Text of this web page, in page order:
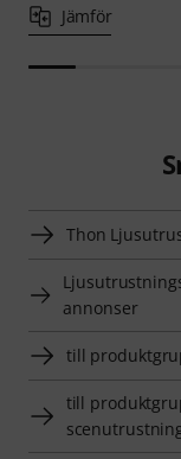
Jämför
Thon
annonser
till
till